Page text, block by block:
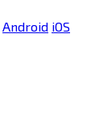
Android iOS